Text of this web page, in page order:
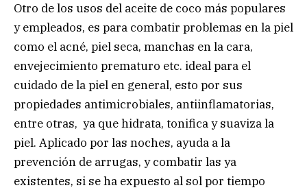
Otro de los usos del aceite de coco más populares
y empleados, es para combatir problemas en la piel
como el acné, piel seca, manchas en la cara,
envejecimiento prematuro etc. ideal para el
cuidado de la piel en general, esto por sus
propiedades antimicrobiales, antiinflamatorias,
entre otras, ya que hidrata, tonifica y suaviza la
piel. Aplicado por las noches, ayuda a la
prevención de arrugas, y combatir las ya
existentes, si se ha expuesto al sol por tiempo